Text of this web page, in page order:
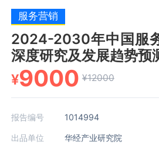
服务营销
2024-2030年中国服
深度研究及发展趋势预
¥9000 ¥12000
报告编号 1014994
出品单位 华经产业研究院